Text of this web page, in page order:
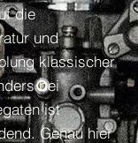
die
und
klassischer
bei
ist
Genau hier